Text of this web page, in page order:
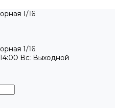
1/16
1/16
Вс: Выходной